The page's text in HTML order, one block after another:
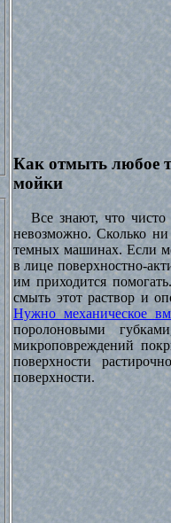
Как отмыть любое
мойки
Все знают, что чисто
невозможно. Сколько
темных машинах. Если
в лице поверхностно-
им приходится
смыть этот раствор и
Нужно механическое
поролоновыми
микроповреждений
поверхности
поверхности.